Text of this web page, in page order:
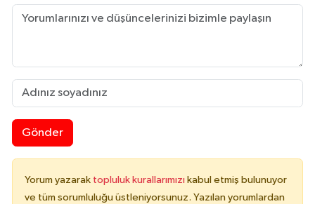
Gönder
Yorum yazarak topluluk kurallarımızı kabul etmiş bulunuyor
ve tüm sorumluluğu üstleniyorsunuz. Yazılan yorumlardan